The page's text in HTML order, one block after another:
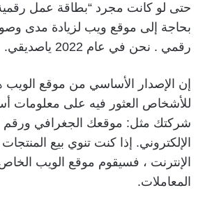
حتى لو كانت مجرد “بطاقة عمل
بحاجة إلى موقع ويب لزيادة مدى
رقمي . نحن في عام 2022 ياصديقي.
إن الإصدار الأساسي من موقع
للأشخاص العثور فيه على معلومات
شركتك مثل: موقعك الجغرافي ورقم
الإلكتروني. إذا كنت تنوي بيع
الإنترنت ، فسيقوم موقع الويب
المعاملات.